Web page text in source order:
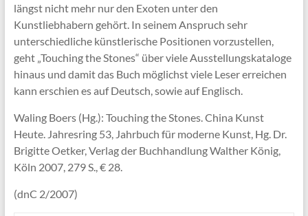
längst nicht mehr nur den Exoten unter den
Kunstliebhabern gehört. In seinem Anspruch sehr
unterschiedliche künstlerische Positionen vorzustellen,
geht „Touching the Stones“ über viele Ausstellungskataloge
hinaus und damit das Buch möglichst viele Leser erreichen
kann erschien es auf Deutsch, sowie auf Englisch.
Waling Boers (Hg.): Touching the Stones. China Kunst
Heute. Jahresring 53, Jahrbuch für moderne Kunst, Hg. Dr.
Brigitte Oetker, Verlag der Buchhandlung Walther König,
Köln 2007, 279 S., € 28.
(dnC 2/2007)